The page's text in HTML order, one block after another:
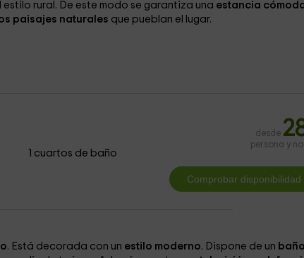
rural. De este modo se garantiza una estancia
paisajes naturales que pueblan el lugar.
1 cuartos de baño
desde
persona y
. Está decorada con un estilo moderno. Dispone de un